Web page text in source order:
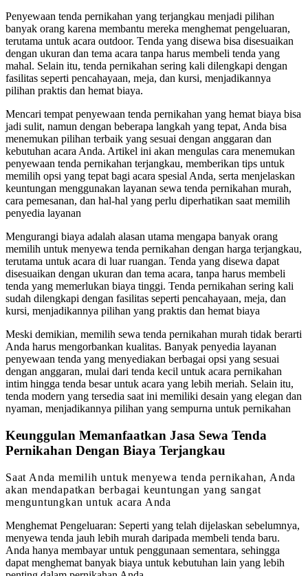
Penyewaan tenda pernikahan yang terjangkau menjadi pilihan
banyak orang karena membantu mereka menghemat pengeluaran,
terutama untuk acara outdoor. Tenda yang disewa bisa disesuaikan
dengan ukuran dan tema acara tanpa harus membeli tenda yang
mahal. Selain itu, tenda pernikahan sering kali dilengkapi dengan
fasilitas seperti pencahayaan, meja, dan kursi, menjadikannya
pilihan praktis dan hemat biaya.
Mencari tempat penyewaan tenda pernikahan yang hemat biaya bisa
jadi sulit, namun dengan beberapa langkah yang tepat, Anda bisa
menemukan pilihan terbaik yang sesuai dengan anggaran dan
kebutuhan acara Anda. Artikel ini akan mengulas cara menemukan
penyewaan tenda pernikahan terjangkau, memberikan tips untuk
memilih opsi yang tepat bagi acara spesial Anda, serta menjelaskan
keuntungan menggunakan layanan sewa tenda pernikahan murah,
cara pemesanan, dan hal-hal yang perlu diperhatikan saat memilih
penyedia layanan
Mengurangi biaya adalah alasan utama mengapa banyak orang
memilih untuk menyewa tenda pernikahan dengan harga terjangkau,
terutama untuk acara di luar ruangan. Tenda yang disewa dapat
disesuaikan dengan ukuran dan tema acara, tanpa harus membeli
tenda yang memerlukan biaya tinggi. Tenda pernikahan sering kali
sudah dilengkapi dengan fasilitas seperti pencahayaan, meja, dan
kursi, menjadikannya pilihan yang praktis dan hemat biaya
Meski demikian, memilih sewa tenda pernikahan murah tidak berarti
Anda harus mengorbankan kualitas. Banyak penyedia layanan
penyewaan tenda yang menyediakan berbagai opsi yang sesuai
dengan anggaran, mulai dari tenda kecil untuk acara pernikahan
intim hingga tenda besar untuk acara yang lebih meriah. Selain itu,
tenda modern yang tersedia saat ini memiliki desain yang elegan dan
nyaman, menjadikannya pilihan yang sempurna untuk pernikahan
Keunggulan Memanfaatkan Jasa Sewa Tenda
Pernikahan Dengan Biaya Terjangkau
Saat Anda memilih untuk menyewa tenda pernikahan, Anda
akan mendapatkan berbagai keuntungan yang sangat
menguntungkan untuk acara Anda
Menghemat Pengeluaran: Seperti yang telah dijelaskan sebelumnya,
menyewa tenda jauh lebih murah daripada membeli tenda baru.
Anda hanya membayar untuk penggunaan sementara, sehingga
dapat menghemat banyak biaya untuk kebutuhan lain yang lebih